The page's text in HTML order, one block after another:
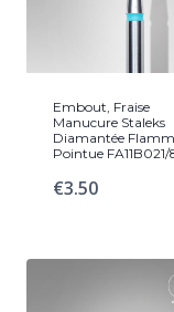
Embout, Fraise
Manucure Staleks
Diamantée
Pointue FA11B021/
€3.50